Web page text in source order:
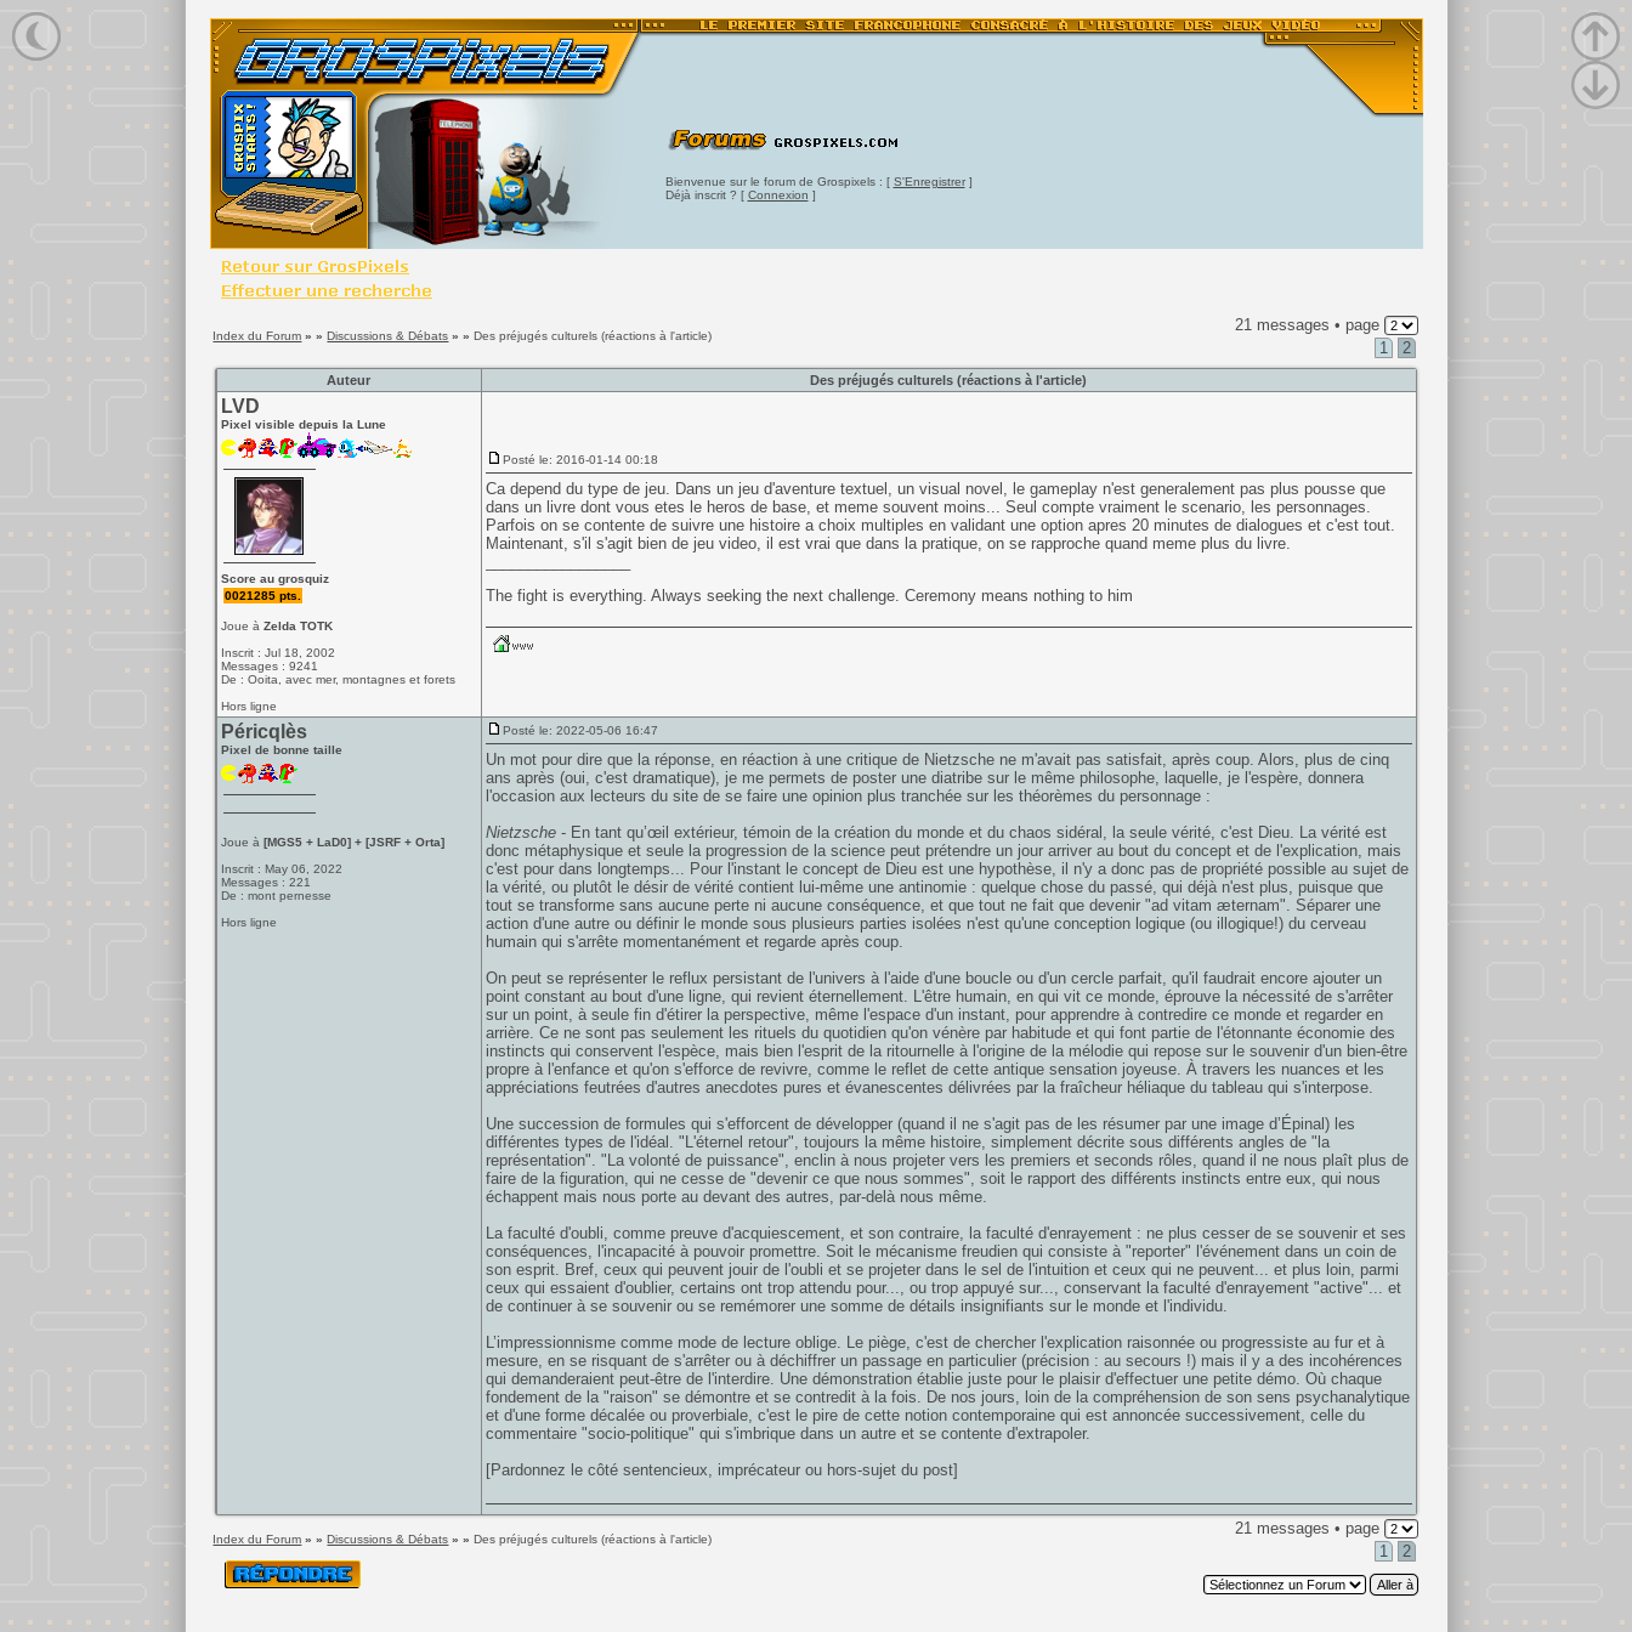
Bienvenue sur le forum de Grospixels : [ S'Enregistrer]
Déjà inscrit ? [ Connexion ]
Index du Forum » »Discussions & Débats » »Des préjugés culturels (réactions à l'article)
21 messages • page
1
2
Auteur Des préjugés culturels (réactions à l'article)
LVD
Pixel visible depuis la Lune
Score au grosquiz
0021285 pts.
Joue à Zelda TOTK
Inscrit : Jul 18, 2002
Messages : 9241
De : Ooita, avec mer, montagnes et forets
Hors ligne
Posté le: 2016-01-14 00:18
Ca depend du type de jeu. Dans un jeu d'aventure textuel, un visual novel, le gameplay n'est generalement pas plus pousse que
dans un livre dont vous etes le heros de base, et meme souvent moins... Seul compte vraiment le scenario, les personnages.
Parfois on se contente de suivre une histoire a choix multiples en validant une option apres 20 minutes de dialogues et c'est tout.
Maintenant, s'il s'agit bien de jeu video, il est vrai que dans la pratique, on se rapproche quand meme plus du livre.
The fight is everything. Always seeking the next challenge. Ceremony means nothing to him
Péricqlès
Pixel de bonne taille
Joue à [MGS5 + LaD0] + [JSRF + Orta]
Inscrit : May 06, 2022
Messages : 221
De : mont pernesse
Hors ligne
Posté le: 2022-05-06 16:47
Un mot pour dire que la réponse, en réaction à une critique de Nietzsche ne m'avait pas satisfait, après coup. Alors, plus de cinq
ans après (oui, c'est dramatique), je me permets de poster une diatribe sur le même philosophe, laquelle, je l'espère, donnera
l'occasion aux lecteurs du site de se faire une opinion plus tranchée sur les théorèmes du personnage :
Nietzsche- En tant qu’œil extérieur, témoin de la création du monde et du chaos sidéral, la seule vérité, c'est Dieu. La vérité est
donc métaphysique et seule la progression de la science peut prétendre un jour arriver au bout du concept et de l'explication, mais
c'est pour dans longtemps... Pour l'instant le concept de Dieu est une hypothèse, il n'y a donc pas de propriété possible au sujet de
la vérité, ou plutôt le désir de vérité contient lui-même une antinomie : quelque chose du passé, qui déjà n'est plus, puisque que
tout se transforme sans aucune perte ni aucune conséquence, et que tout ne fait que devenir "ad vitam æternam". Séparer une
action d'une autre ou définir le monde sous plusieurs parties isolées n'est qu'une conception logique (ou illogique!) du cerveau
humain qui s'arrête momentanément et regarde après coup.
On peut se représenter le reflux persistant de l'univers à l'aide d'une boucle ou d'un cercle parfait, qu'il faudrait encore ajouter un
point constant au bout d'une ligne, qui revient éternellement. L'être humain, en qui vit ce monde, éprouve la nécessité de s'arrêter
sur un point, à seule fin d'étirer la perspective, même l'espace d'un instant, pour apprendre à contredire ce monde et regarder en
arrière. Ce ne sont pas seulement les rituels du quotidien qu'on vénère par habitude et qui font partie de l'étonnante économie des
instincts qui conservent l'espèce, mais bien l'esprit de la ritournelle à l'origine de la mélodie qui repose sur le souvenir d'un bien-être
propre à l'enfance et qu'on s'efforce de revivre, comme le reflet de cette antique sensation joyeuse. À travers les nuances et les
appréciations feutrées d'autres anecdotes pures et évanescentes délivrées par la fraîcheur héliaque du tableau qui s'interpose.
Une succession de formules qui s'efforcent de développer (quand il ne s'agit pas de les résumer par une image d’Épinal) les
différentes types de l'idéal. "L'éternel retour", toujours la même histoire, simplement décrite sous différents angles de "la
représentation". "La volonté de puissance", enclin à nous projeter vers les premiers et seconds rôles, quand il ne nous plaît plus de
faire de la figuration, qui ne cesse de "devenir ce que nous sommes", soit le rapport des différents instincts entre eux, qui nous
échappent mais nous porte au devant des autres, par-delà nous même.
La faculté d'oubli, comme preuve d'acquiescement, et son contraire, la faculté d'enrayement : ne plus cesser de se souvenir et ses
conséquences, l'incapacité à pouvoir promettre. Soit le mécanisme freudien qui consiste à "reporter" l'événement dans un coin de
son esprit. Bref, ceux qui peuvent jouir de l'oubli et se projeter dans le sel de l'intuition et ceux qui ne peuvent... et plus loin, parmi
ceux qui essaient d'oublier, certains ont trop attendu pour..., ou trop appuyé sur..., conservant la faculté d'enrayement "active"... et
de continuer à se souvenir ou se remémorer une somme de détails insignifiants sur le monde et l'individu.
L’impressionnisme comme mode de lecture oblige. Le piège, c'est de chercher l'explication raisonnée ou progressiste au fur et à
mesure, en se risquant de s'arrêter ou à déchiffrer un passage en particulier (précision : au secours !) mais il y a des incohérences
qui demanderaient peut-être de l'interdire. Une démonstration établie juste pour le plaisir d'effectuer une petite démo. Où chaque
fondement de la "raison" se démontre et se contredit à la fois. De nos jours, loin de la compréhension de son sens psychanalytique
et d'une forme décalée ou proverbiale, c'est le pire de cette notion contemporaine qui est annoncée successivement, celle du
commentaire "socio-politique" qui s'imbrique dans un autre et se contente d'extrapoler.
[Pardonnez le côté sentencieux, imprécateur ou hors-sujet du post]
Index du Forum » »Discussions & Débats » »Des préjugés culturels (réactions à l'article)
21 messages • page
1
2